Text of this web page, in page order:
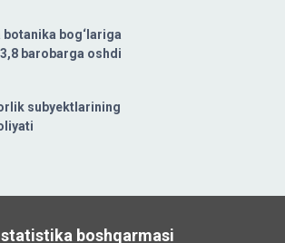
botanika bog‘lariga
barobarga oshdi
subyektlarining
boshqarmasi